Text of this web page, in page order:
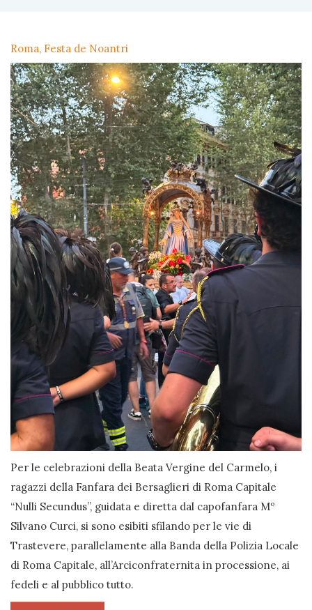
Roma, Festa de Noantri
Per le celebrazioni della Beata Vergine del Carmelo, i
ragazzi della Fanfara dei Bersaglieri di Roma Capitale
“Nulli Secundus”, guidata e diretta dal capofanfara Mº
Silvano Curci, si sono esibiti sfilando per le vie di
Trastevere, parallelamente alla Banda della Polizia Locale
di Roma Capitale, all’Arciconfraternita in processione, ai
fedeli e al pubblico tutto.